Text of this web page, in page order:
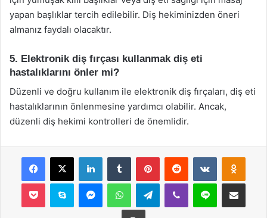
yapan başlıklar tercih edilebilir. Diş hekiminizden öneri
almanız faydalı olacaktır.
5. Elektronik diş fırçası kullanmak diş eti
hastalıklarını önler mi?
Düzenli ve doğru kullanım ile elektronik diş fırçaları, diş eti
hastalıklarının önlenmesine yardımcı olabilir. Ancak,
düzenli diş hekimi kontrolleri de önemlidir.
Facebook
X LinkedInTumblr PinterestReddit VKontakte
Pocket Skype MessengerWhatsAppTelegramViber Line E-Posta ile
Yazdır